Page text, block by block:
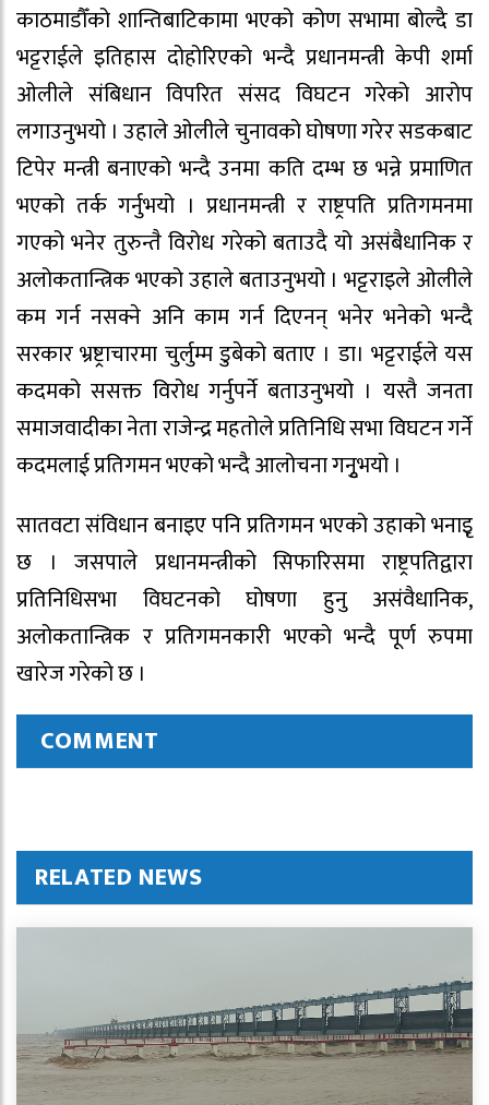
काठमाडौँको शान्तिबाटिकामा भएको कोण सभामा बोल्दै डा
भट्टराईले इतिहास दोहोरिएको भन्दै प्रधानमन्त्री केपी शर्मा
ओलीले संबिधान विपरित संसद विघटन गरेको आरोप
लगाउनुभयो । उहाले ओलीले चुनावको घोषणा गरेर सडकबाट
टिपेर मन्त्री बनाएको भन्दै उनमा कति दम्भ छ भन्ने प्रमाणित
भएको तर्क गर्नुभयो । प्रधानमन्त्री र राष्ट्रपति प्रतिगमनमा
गएको भनेर तुरुन्तै विरोध गरेको बताउदै यो असंबैधानिक र
अलोकतान्त्रिक भएको उहाले बताउनुभयो । भट्टराइले ओलीले
कम गर्न नसक्ने अनि काम गर्न दिएनन् भनेर भनेको भन्दै
सरकार भ्रष्ट्राचारमा चुर्लुम्म डुबेको बताए । डा। भट्टराईले यस
कदमको ससक्त विरोध गर्नुपर्ने बताउनुभयो । यस्तै जनता
समाजवादीका नेता राजेन्द्र महतोले प्रतिनिधि सभा विघटन गर्ने
कदमलाई प्रतिगमन भएको भन्दै आलोचना गनुृभयो ।
सातवटा संविधान बनाइए पनि प्रतिगमन भएको उहाको भनाइृ
छ । जसपाले प्रधानमन्त्रीको सिफारिसमा राष्ट्रपतिद्वारा
प्रतिनिधिसभा विघटनको घोषणा हुनु असंवैधानिक,
अलोकतान्त्रिक र प्रतिगमनकारी भएको भन्दै पूर्ण रुपमा
खारेज गरेको छ ।
COMMENT
RELATED NEWS